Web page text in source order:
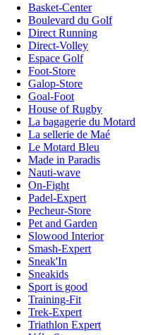
Basket-Center
Boulevard du Golf
Direct Running
Direct-Volley
Espace Golf
Foot-Store
Galop-Store
Goal-Foot
House of Rugby
La bagagerie du Motard
La sellerie de Maé
Le Motard Bleu
Made in Paradis
Nauti-wave
On-Fight
Padel-Expert
Pecheur-Store
Pet and Garden
Slowood Interior
Smash-Expert
Sneak'In
Sneakids
Sport is good
Training-Fit
Trek-Expert
Triathlon Expert